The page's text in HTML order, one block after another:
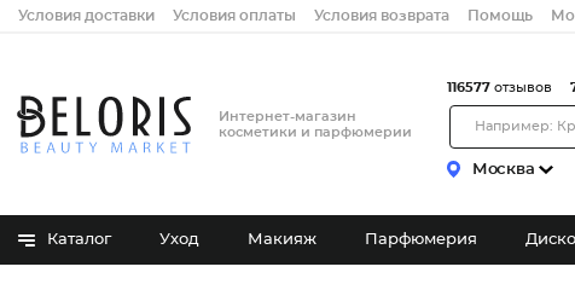
Условия доставки Условия оплаты Условия возврата Помощь
Интернет-магазин
косметики и парфюмерии
Москва
116577 отзывов
Каталог Уход Макияж Парфюмерия